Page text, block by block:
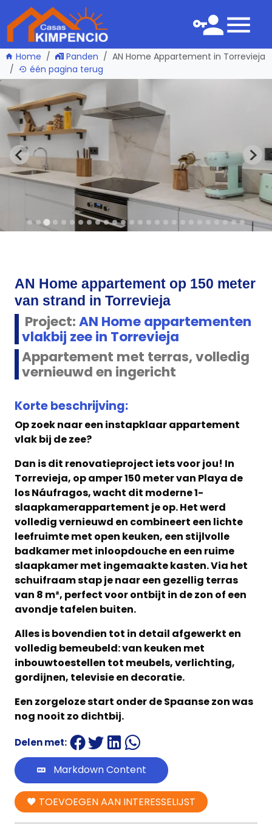
Home Panden
AN Home Appartement in Torrevieja
één pagina terug
AN Home appartement op 150 meter
van strand in Torrevieja
Project:AN Home appartementen
vlakbij zee in Torrevieja
Appartement met terras, volledig
vernieuwd en ingericht
Korte beschrijving:
Op zoek naar een instapklaar appartement
vlak bij de zee?
Dan is dit renovatieproject iets voor jou! In
Torrevieja, op amper 150 meter van Playa de
los Náufragos, wacht dit moderne 1-
slaapkamerappartement je op. Het werd
volledig vernieuwd en combineert een lichte
leefruimte met open keuken, een stijlvolle
badkamer met inloopdouche en een ruime
slaapkamer met ingemaakte kasten. Via het
schuifraam stap je naar een gezellig terras
van 8 m², perfect voor ontbijt in de zon of een
avondje tafelen buiten.
Alles is bovendien tot in detail afgewerkt en
volledig bemeubeld: van keuken met
inbouwtoestellen tot meubels, verlichting,
gordijnen, televisie en decoratie.
Een zorgeloze start onder de Spaanse zon was
nog nooit zo dichtbij.
Delen met:
Markdown Content
TOEVOEGEN AAN INTERESSELIJST